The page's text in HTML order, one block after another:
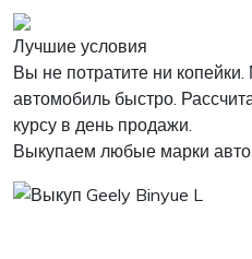
Лучшие условия
Вы не потратите ни
автомобиль быстро.
курсу в день продажи.
Выкупаем любые марки авто